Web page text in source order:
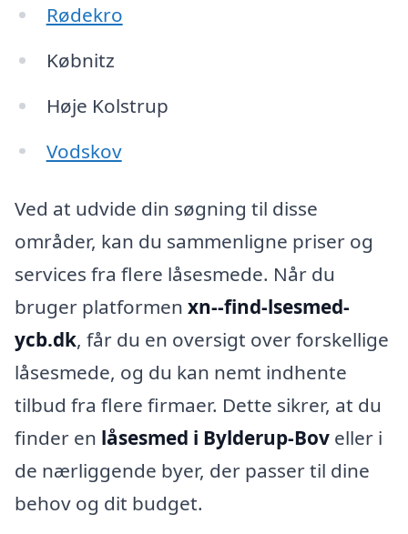
Rødekro
Købnitz
Høje Kolstrup
Vodskov
Ved at udvide din søgning til disse
områder, kan du sammenligne priser og
services fra flere låsesmede. Når du
bruger platformen xn--find-lsesmed-
ycb.dk, får du en oversigt over forskellige
låsesmede, og du kan nemt indhente
tilbud fra flere firmaer. Dette sikrer, at du
finder en låsesmed i Bylderup-Bov eller i
de nærliggende byer, der passer til dine
behov og dit budget.